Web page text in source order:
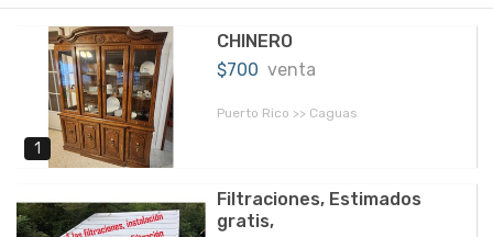
1
CHINERO
$700 venta
Puerto Rico >> Caguas
Filtraciones, Estimados
gratis,